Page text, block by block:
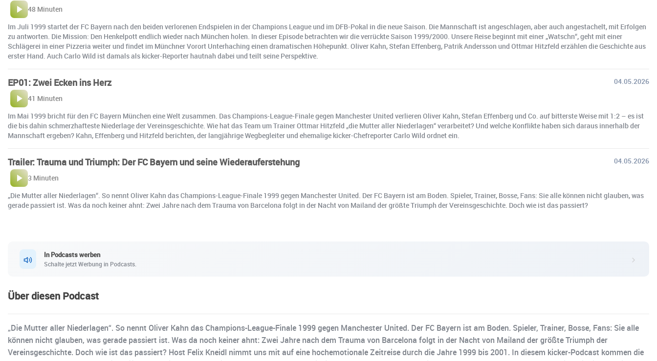
48 Minuten
Im Juli 1999 startet der FC Bayern nach den beiden verlorenen Endspielen in der Champions League und im DFB-Pokal in die neue Saison. Die Mannschaft ist angeschlagen, aber auch angestachelt, mit Erfolgen
zu antworten. Die Mission: Den Henkelpott endlich wieder nach München holen. In dieser Episode betrachten wir die verrückte Saison 1999/2000. Unsere Reise beginnt mit einer „Watschn“, geht mit einer
Schlägerei in einer Pizzeria weiter und findet im Münchner Vorort Unterhaching einen dramatischen Höhepunkt. Oliver Kahn, Stefan Effenberg, Patrik Andersson und Ottmar Hitzfeld erzählen die Geschichte aus
erster Hand. Auch Carlo Wild ist damals als kicker-Reporter hautnah dabei und teilt seine Perspektive.
EP01: Zwei Ecken ins Herz
04.05.2026
41 Minuten
Im Mai 1999 bricht für den FC Bayern München eine Welt zusammen. Das Champions-League-Finale gegen Manchester United verlieren Oliver Kahn, Stefan Effenberg und Co. auf bitterste Weise mit 1:2 – es ist
die bis dahin schmerzhafteste Niederlage der Vereinsgeschichte. Wie hat das Team um Trainer Ottmar Hitzfeld „die Mutter aller Niederlagen“ verarbeitet? Und welche Konflikte haben sich daraus innerhalb der
Mannschaft ergeben? Kahn, Effenberg und Hitzfeld berichten, der langjährige Wegbegleiter und ehemalige kicker-Chefreporter Carlo Wild ordnet ein.
Trailer: Trauma und Triumph: Der FC Bayern und seine Wiederauferstehung
04.05.2026
3 Minuten
„Die Mutter aller Niederlagen“. So nennt Oliver Kahn das Champions-League-Finale 1999 gegen Manchester United. Der FC Bayern ist am Boden. Spieler, Trainer, Bosse, Fans: Sie alle können nicht glauben, was
gerade passiert ist. Was da noch keiner ahnt: Zwei Jahre nach dem Trauma von Barcelona folgt in der Nacht von Mailand der größte Triumph der Vereinsgeschichte. Doch wie ist das passiert?
In Podcasts werben
Schalte jetzt Werbung in Podcasts.
Über diesen Podcast
„Die Mutter aller Niederlagen“. So nennt Oliver Kahn das Champions-League-Finale 1999 gegen Manchester United. Der FC Bayern ist am Boden. Spieler, Trainer, Bosse, Fans: Sie alle
können nicht glauben, was gerade passiert ist. Was da noch keiner ahnt: Zwei Jahre nach dem Trauma von Barcelona folgt in der Nacht von Mailand der größte Triumph der
Vereinsgeschichte. Doch wie ist das passiert? Host Felix Kneidl nimmt uns mit auf eine hochemotionale Zeitreise durch die Jahre 1999 bis 2001. In diesem kicker-Podcast kommen die